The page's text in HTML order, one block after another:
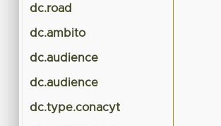
dc.road
dc.ambito
dc.audience
dc.audience
dc.type.conacyt